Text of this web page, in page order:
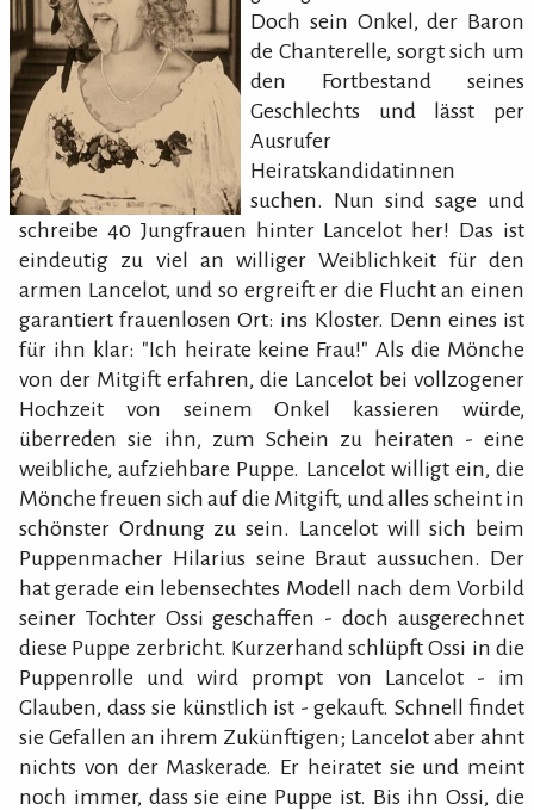
Doch sein Onkel, der Baron
de Chanterelle, sorgt sich um
den Fortbestand seines
Geschlechts und lässt per
Ausrufer
Heiratskandidatinnen
suchen. Nun sind sage und
schreibe 40 Jungfrauen hinter Lancelot her! Das ist
eindeutig zu viel an williger Weiblichkeit für den
armen Lancelot, und so ergreift er die Flucht an einen
garantiert frauenlosen Ort: ins Kloster. Denn eines ist
für ihn klar: "Ich heirate keine Frau!" Als die Mönche
von der Mitgift erfahren, die Lancelot bei vollzogener
Hochzeit von seinem Onkel kassieren würde,
überreden sie ihn, zum Schein zu heiraten - eine
weibliche, aufziehbare Puppe. Lancelot willigt ein, die
Mönche freuen sich auf die Mitgift, und alles scheint in
schönster Ordnung zu sein. Lancelot will sich beim
Puppenmacher Hilarius seine Braut aussuchen. Der
hat gerade ein lebensechtes Modell nach dem Vorbild
seiner Tochter Ossi geschaffen - doch ausgerechnet
diese Puppe zerbricht. Kurzerhand schlüpft Ossi in die
Puppenrolle und wird prompt von Lancelot - im
Glauben, dass sie künstlich ist - gekauft. Schnell findet
sie Gefallen an ihrem Zukünftigen; Lancelot aber ahnt
nichts von der Maskerade. Er heiratet sie und meint
noch immer, dass sie eine Puppe ist. Bis ihn Ossi, die